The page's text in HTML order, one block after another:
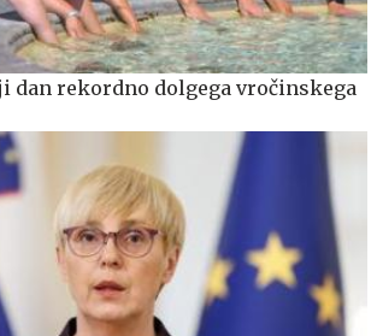
dan rekordno dolgega vročinskega